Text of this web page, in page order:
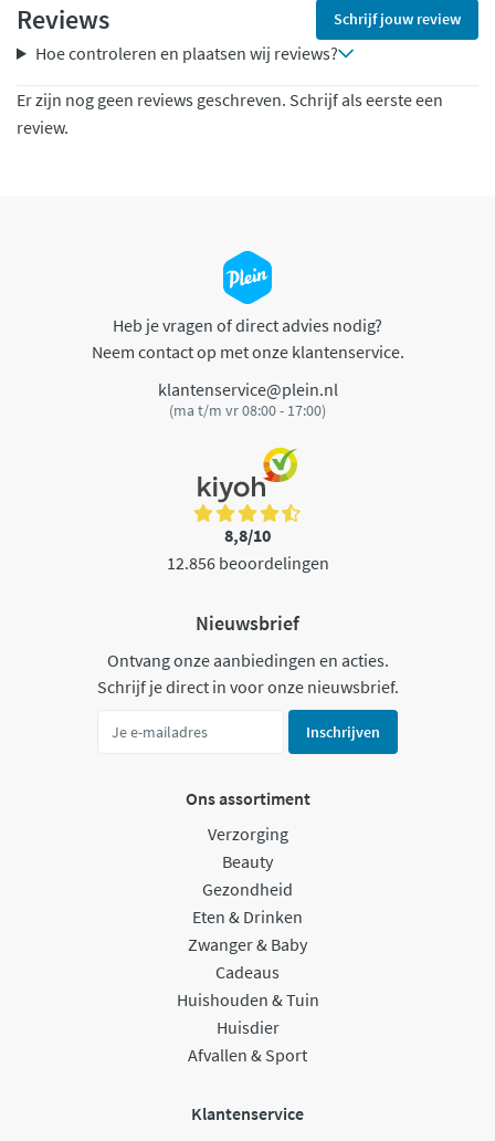
Reviews Schrijf jouw review
Hoe controleren en plaatsen wij reviews?
Er zijn nog geen reviews geschreven. Schrijf als eerste een
review.
Heb je vragen of direct advies nodig?
Neem contact op met onze klantenservice.
klantenservice@plein.nl
(ma t/m vr 08:00 - 17:00)
8,8/10
12.856 beoordelingen
Nieuwsbrief
Ontvang onze aanbiedingen en acties.
Schrijf je direct in voor onze nieuwsbrief.
Inschrijven
Ons assortiment
Verzorging
Beauty
Gezondheid
Eten & Drinken
Zwanger & Baby
Cadeaus
Huishouden & Tuin
Huisdier
Afvallen & Sport
Klantenservice